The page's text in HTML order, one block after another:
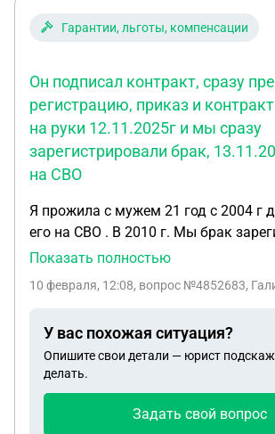
должна его отдать в
Гарантии, льготы, компенсации
Он подписал контракт, сразу
регистрацию, приказ и
на руки 12.11.2025г и мы сразу
зарегистрировали брак,
на СВО
Я прожила с мужем 21 год с 2004 г
его на СВО . В 2010 г. Мы брак
а в 2017 г. Я подала на развод т.к. он
перенесла три сложнейших операции
группа инвалидности . 07 ноября
подписал контракт , сразу
регистрацию , приказ и контракт
брак , 13.11.2025г он уехал на СВО.
Показать полностью
10 февраля, 12:08, вопрос №4852683,
У вас похожая ситуация?
Опишите свои детали — юрист
делать.
Задать свой вопрос